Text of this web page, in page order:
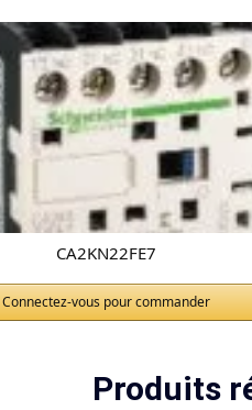
CA2KN22FE7
Connectez-vous pour commander
Produits